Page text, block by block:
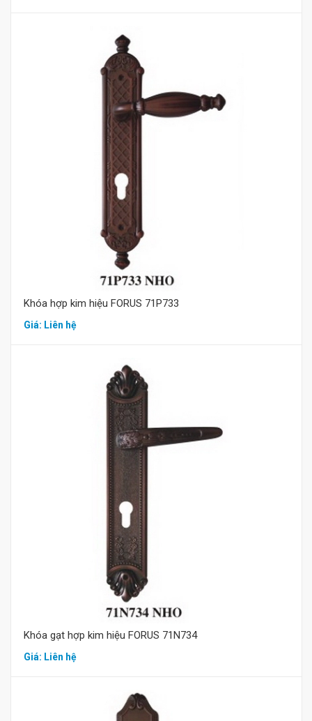
Khóa hợp kim hiệu FORUS 71P733
Giá: Liên hệ
Mua hàng
Khóa gạt hợp kim hiệu FORUS 71N734
Giá: Liên hệ